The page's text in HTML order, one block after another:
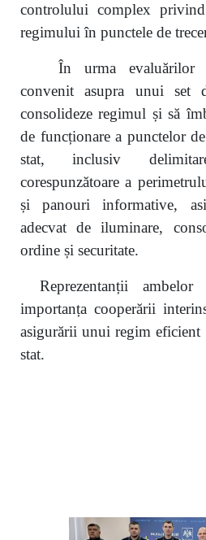
controlului complex privind
regimului în punctele de
În urma evaluărilor
convenit asupra unui set
consolideze regimul și să
de funcționare a punctelor
stat, inclusiv
corespunzătoare a
și panouri informative,
adecvat de iluminare,
ordine și securitate.
Reprezentanții
importanța cooperării
asigurării unui regim
stat.